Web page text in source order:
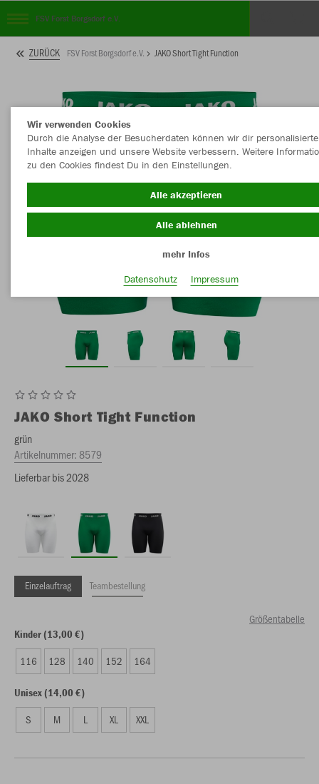
FSV Forst Borgsdorf e.V.
ZURÜCK FSV Forst Borgsdorf e.V. JAKO Short Tight Function
JAKO Short Tight Function
grün
Artikelnummer:8579
Lieferbar bis 2028
Einzelauftrag Teambestellung
Größentabelle
Kinder (13,00 €)
116 128 140 152 164
Unisex (14,00 €)
S M L XL XXL
Wir verwenden Cookies
Durch die Analyse der Besucherdaten können wir dir personalisierte
Inhalte anzeigen und unsere Website verbessern. Weitere
zu den Cookies findest Du in den Einstellungen.
Alle akzeptieren
Alle ablehnen
mehr Infos
Datenschutz
Impressum